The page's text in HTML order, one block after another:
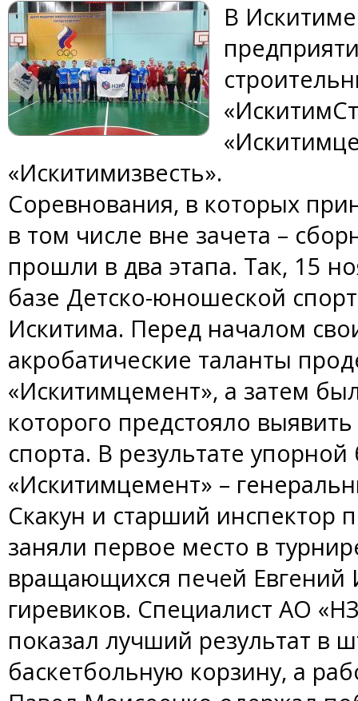
В
«Искитимизвесть».
Соревнования, в которых
в том числе вне зачета –
прошли в два этапа. Так, 15
базе Детско-юношеской
Искитима. Перед началом
акробатические таланты
«Искитимцемент», а затем
которого предстояло
спорта. В результате
«Искитимцемент» –
Скакун и старший инспектор
заняли первое место в
вращающихся печей Евгений
гиревиков. Специалист АО
показал лучший результат в
баскетбольную корзину, а